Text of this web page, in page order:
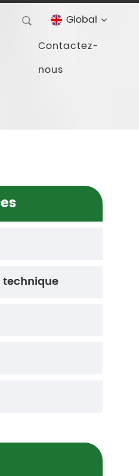
Global
Contactez-
nous